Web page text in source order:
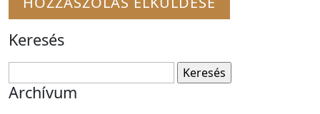
Keresés
Archívum